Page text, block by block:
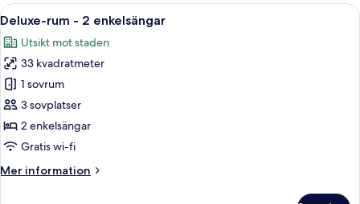
1
säng
Öppna
alla
foton
för
Deluxe-
rum
-
2
Ett hotellrum med två sängar, ett
6
Deluxe-rum - 2 enkelsängar
Utsikt mot staden
33 kvadratmeter
1 sovrum
3 sovplatser
2 enkelsängar
Gratis wi-fi
Mer information
Mer